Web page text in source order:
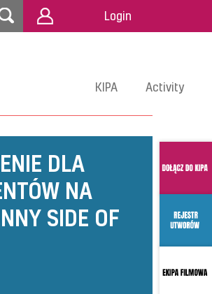
KIPA Activity
Login
DLA
NA
SIDE OF